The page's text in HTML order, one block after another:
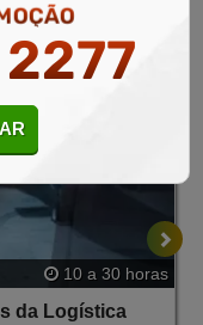
10 a 30 horas
da Logística